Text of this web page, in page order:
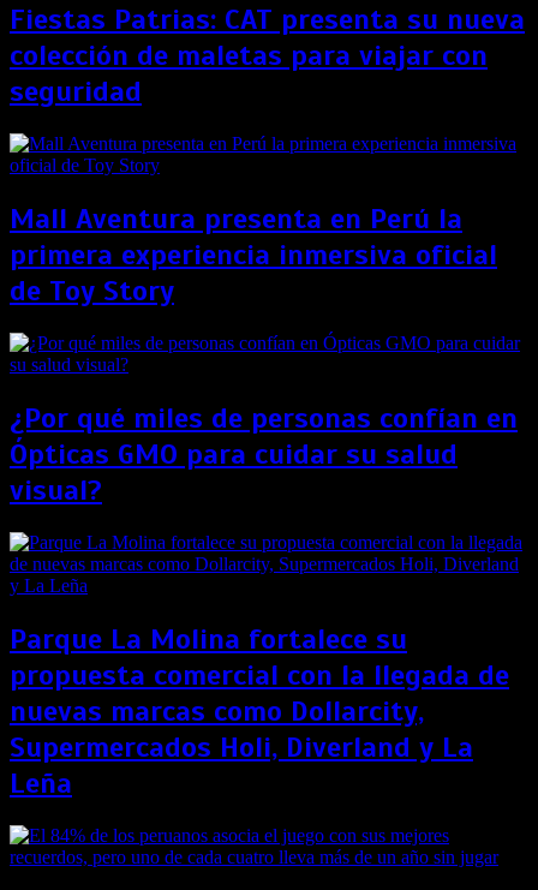
Fiestas Patrias: CAT presenta su nueva
colección de maletas para viajar con
seguridad
Mall Aventura presenta en Perú la
primera experiencia inmersiva oficial
de Toy Story
¿Por qué miles de personas confían en
Ópticas GMO para cuidar su salud
visual?
Parque La Molina fortalece su
propuesta comercial con la llegada de
nuevas marcas como Dollarcity,
Supermercados Holi, Diverland y La
Leña